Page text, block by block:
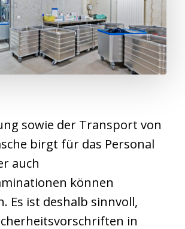
sowie der Transport von
birgt für das Personal
auch
können
Es ist deshalb sinnvoll,
in